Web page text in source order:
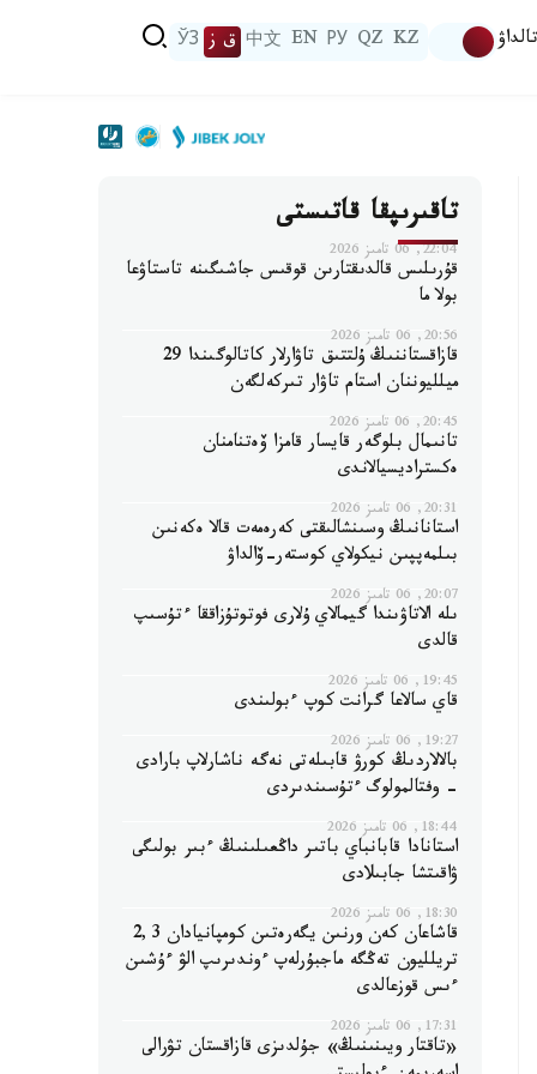
تالداۋ KZ
QZ
РУ
EN
中文 ق ز ЎЗ
تاقىرىپقا قاتىستى
22:04, 06 تامىز 2026
قۇرىلىس قالدىقتارىن قوقىس جاشىگىنە تاستاۋعا
بولا ما
20:56, 06 تامىز 2026
قازاقستاننىڭ ۇلتتىق تاۋارلار كاتالوگىندا 29
ميلليوننان استام تاۋار تىركەلگەن
20:45, 06 تامىز 2026
تانىمال بلوگەر قايسار قامزا ۆەتنامنان
ەكستراديسيالاندى
20:31, 06 تامىز 2026
استانانىڭ وسىنشالىقتى كەرەمەت قالا ەكەنىن
بىلمەپپىن نيكولاي كوستەر-ۆالداۋ
20:07, 06 تامىز 2026
ىلە الاتاۋىندا گيمالاي ۇلارى فوتوتۇزاققا ءتۇسىپ
قالدى
19:45, 06 تامىز 2026
قاي سالاعا گرانت كوپ ءبولىندى
19:27, 06 تامىز 2026
بالالاردىڭ كورۋ قابىلەتى نەگە ناشارلاپ بارادى
- وفتالمولوگ ءتۇسىندىردى
18:44, 06 تامىز 2026
استانادا قابانباي باتىر داڭعىلىنىڭ ءبىر بولىگى
ۋاقىتشا جابىلادى
18:30, 06 تامىز 2026
قاشاعان كەن ورنىن يگەرەتىن كومپانيادان 2,3
تريلليون تەڭگە ماجبۇرلەپ ءوندىرىپ الۋ ءۇشىن
ءىس قوزعالدى
17:31, 06 تامىز 2026
«تاقتار ويىنىنىڭ» جۇلدىزى قازاقستان تۋرالى